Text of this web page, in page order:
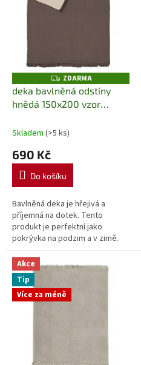
Z
D
A
R
ZDARMA
deka bavlněná odstíny
hnědá 150x200 vzor
Skladem (>5 ks)
690 Kč
Do košíku
Bavlněná deka je hřejivá a
příjemná na dotek. Tento
produkt je perfektní jako
pokrývka na podzim a v zimě.
Akce
Tip
Více za méně